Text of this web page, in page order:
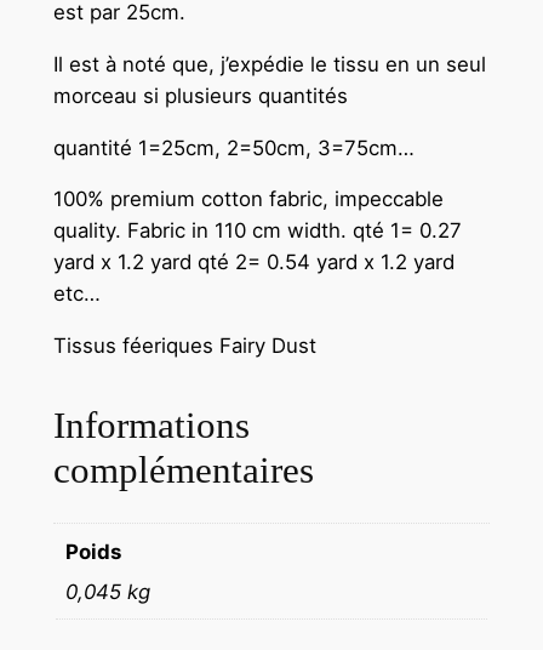
est par 25cm.
Il est à noté que, j’expédie le tissu en un seul
morceau si plusieurs quantités
quantité 1=25cm, 2=50cm, 3=75cm…
100% premium cotton fabric, impeccable
quality. Fabric in 110 cm width. qté 1= 0.27
yard x 1.2 yard qté 2= 0.54 yard x 1.2 yard
etc…
Tissus féeriques Fairy Dust
Informations
complémentaires
Poids
0,045 kg